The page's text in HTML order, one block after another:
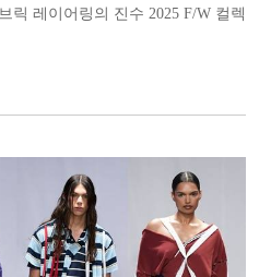
릭 레이어링의 진수 2025 F/W 컬렉